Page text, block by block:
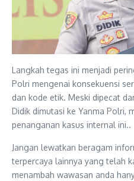
Langkah tegas ini menjadi
Polri mengenai konsekuensi
dan kode etik. Meski dipecat
Didik dimutasi ke Yanma Polri,
penanganan kasus internal ini..
Jangan lewatkan beragam
terpercaya lainnya yang telah
menambah wawasan anda